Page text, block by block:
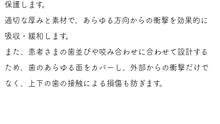
保護します。
適切な厚みと素材で、あらゆる方向からの衝撃を効果的に
吸収・緩和します。
また、患者さまの歯並びや咬み合わせに合わせて設計する
ため、歯のあらゆる面をカバーし、外部からの衝撃だけで
なく、上下の歯の接触による損傷も防ぎます。